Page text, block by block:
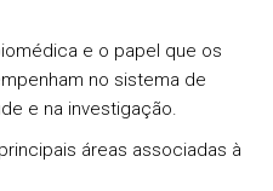
e o papel que os
no sistema de
e na investigação.
áreas associadas à